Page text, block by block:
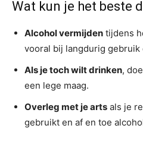
Wat kun je het beste
Alcohol vermijden tijdens
vooral bij langdurig
Als je toch wilt drinken,
een lege maag.
Overleg met je arts als je
gebruikt en af en toe